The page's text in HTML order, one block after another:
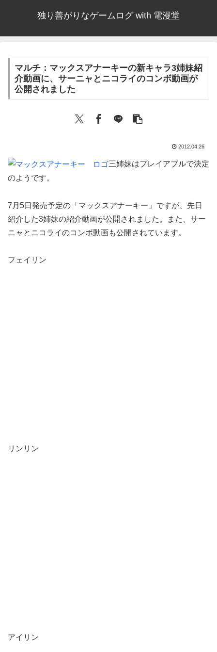
独り善がりなゲームログ with 電漫堂
マルチ：マックスアナーキーの新キャラ3姉妹紹
介動画に、サーニャとニコライのコンボ動画が
公開されました
2012.04.26
三姉妹はプレイアブルで決定
のようです。
7月5日発売予定の「マックスアナーキー」ですが、先日
紹介した3姉妹の紹介動画が公開されました。また、サー
ニャとニコライのコンボ動画も公開されています。
フェイリン
リンリン
アイリン